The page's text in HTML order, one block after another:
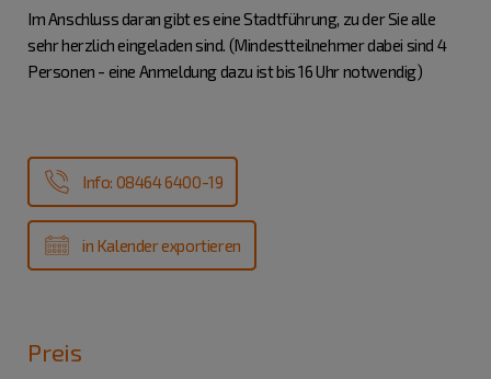
Im Anschluss daran gibt es eine Stadtführung, zu der Sie alle
sehr herzlich eingeladen sind. (Mindestteilnehmer dabei sind 4
Personen - eine Anmeldung dazu ist bis 16 Uhr notwendig)
Info: 08464 6400-19
in Kalender exportieren
Preis